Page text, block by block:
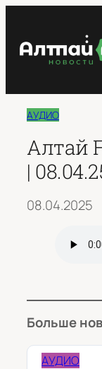
содержимому
АУДИО
Алтай
|
08.04.2025
Больше
АУДИО